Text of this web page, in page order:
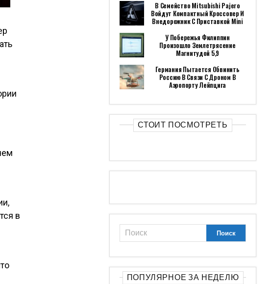
в
В Семейство Mitsubishi Pajero
Войдут Компактный Кроссовер И
Внедорожник С Приставкой Mini
У Побережья Филиппин
Произошло Землетрясение
Магнитудой 5,9
Германия Пытается Обвинить
Россию В Связи С Дроном В
Аэропорту Лейпцига
СТОИТ ПОСМОТРЕТЬ
ПОПУЛЯРНОЕ ЗА НЕДЕЛЮ